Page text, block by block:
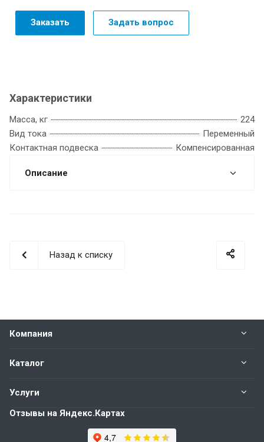
Заказать Задать вопрос
Характеристики
Масса, кг
224
Вид тока
Переменный
Контактная подвеска
Компенсированная
Описание
Назад к списку
Компания
Каталог
Услуги
Отзывы на Яндекс.Картах